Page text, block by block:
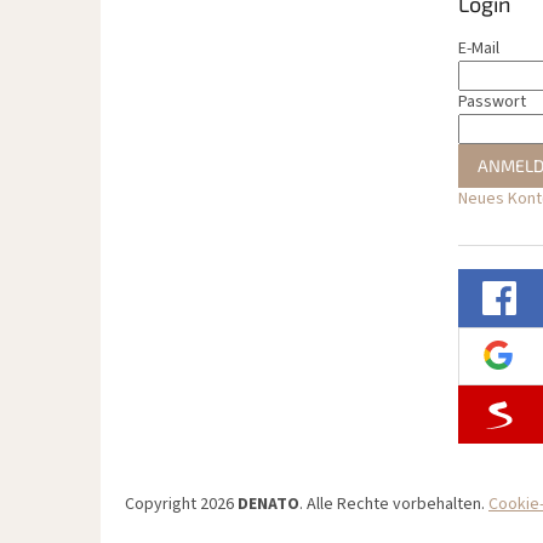
E-Mail
Passwort
Neues
Copyright 2026 DENATO. Alle Rechte vorbehalten.